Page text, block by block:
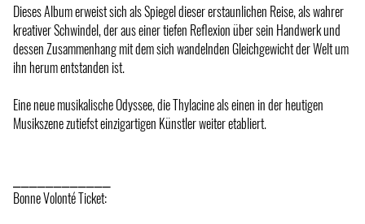
Dieses Album erweist sich als Spiegel dieser erstaunlichen Reise, als wahrer
kreativer Schwindel, der aus einer tiefen Reflexion über sein Handwerk und
dessen Zusammenhang mit dem sich wandelnden Gleichgewicht der Welt um
ihn herum entstanden ist.
Eine neue musikalische Odyssee, die Thylacine als einen in der heutigen
Musikszene zutiefst einzigartigen Künstler weiter etabliert.
Bonne Volonté Ticket: